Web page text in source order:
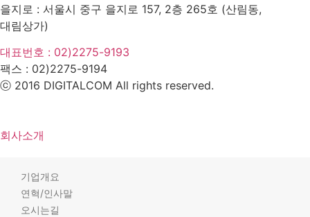
을지로 : 서울시 중구 을지로 157, 2층 265호 (산림동,
대림상가)
대표번호 : 02)2275-9193
팩스 : 02)2275-9194​
ⓒ 2016 DIGITALCOM All rights reserved.
회사소개
기업개요
연혁/인사말
오시는길